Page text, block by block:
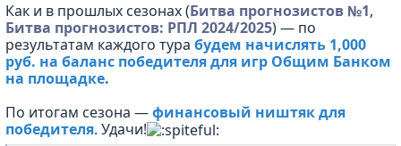
Как и в прошлых сезонах (Битва прогнозистов №1,
Битва прогнозистов: РПЛ 2024/2025) — по
результатам каждого тура будем начислять 1,000
руб. на баланс победителя для игр Общим Банком
на площадке.
По итогам сезона —финансовый ништяк для
победителя. Удачи!